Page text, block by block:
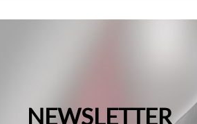
NEWSLETTER